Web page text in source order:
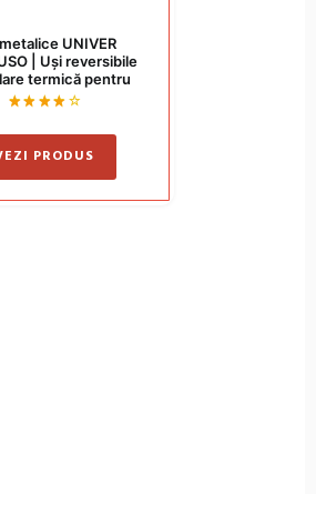
UNIVER
| Uși reversibile
termică pentru
și exterior
la
din 5
PRODUS